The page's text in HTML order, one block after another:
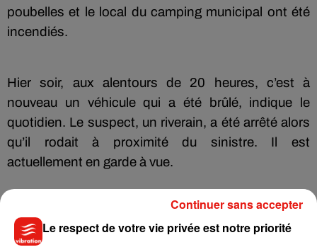
poubelles et le local du camping municipal ont été
incendiés.
Hier soir, aux alentours de 20 heures, c’est à
nouveau un véhicule qui a été brûlé, indique le
quotidien. Le suspect, un riverain, a été arrêté alors
qu’il rodait à proximité du sinistre. Il est
actuellement en garde à vue.
Le respect de votre vie privée est notre priorité
Continuer sans accepter